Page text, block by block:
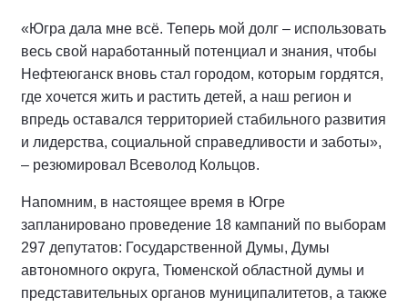
«Югра дала мне всё. Теперь мой долг – использовать
весь свой наработанный потенциал и знания, чтобы
Нефтеюганск вновь стал городом, которым гордятся,
где хочется жить и растить детей, а наш регион и
впредь оставался территорией стабильного развития
и лидерства, социальной справедливости и заботы»,
– резюмировал Всеволод Кольцов.
Напомним, в настоящее время в Югре
запланировано проведение 18 кампаний по выборам
297 депутатов: Государственной Думы, Думы
автономного округа, Тюменской областной думы и
представительных органов муниципалитетов, а также